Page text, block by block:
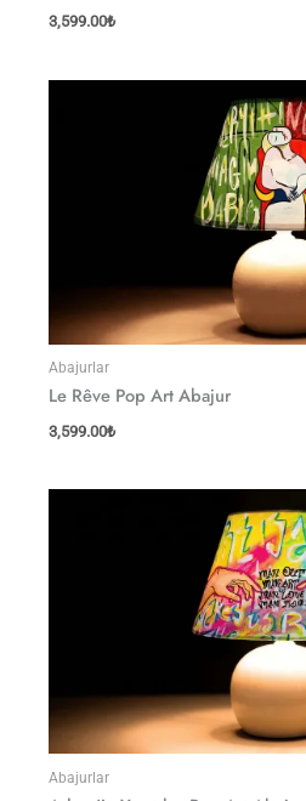
3,599.00₺
Abajurlar
Le Rêve Pop Art Abajur
3,599.00₺
Abajurlar